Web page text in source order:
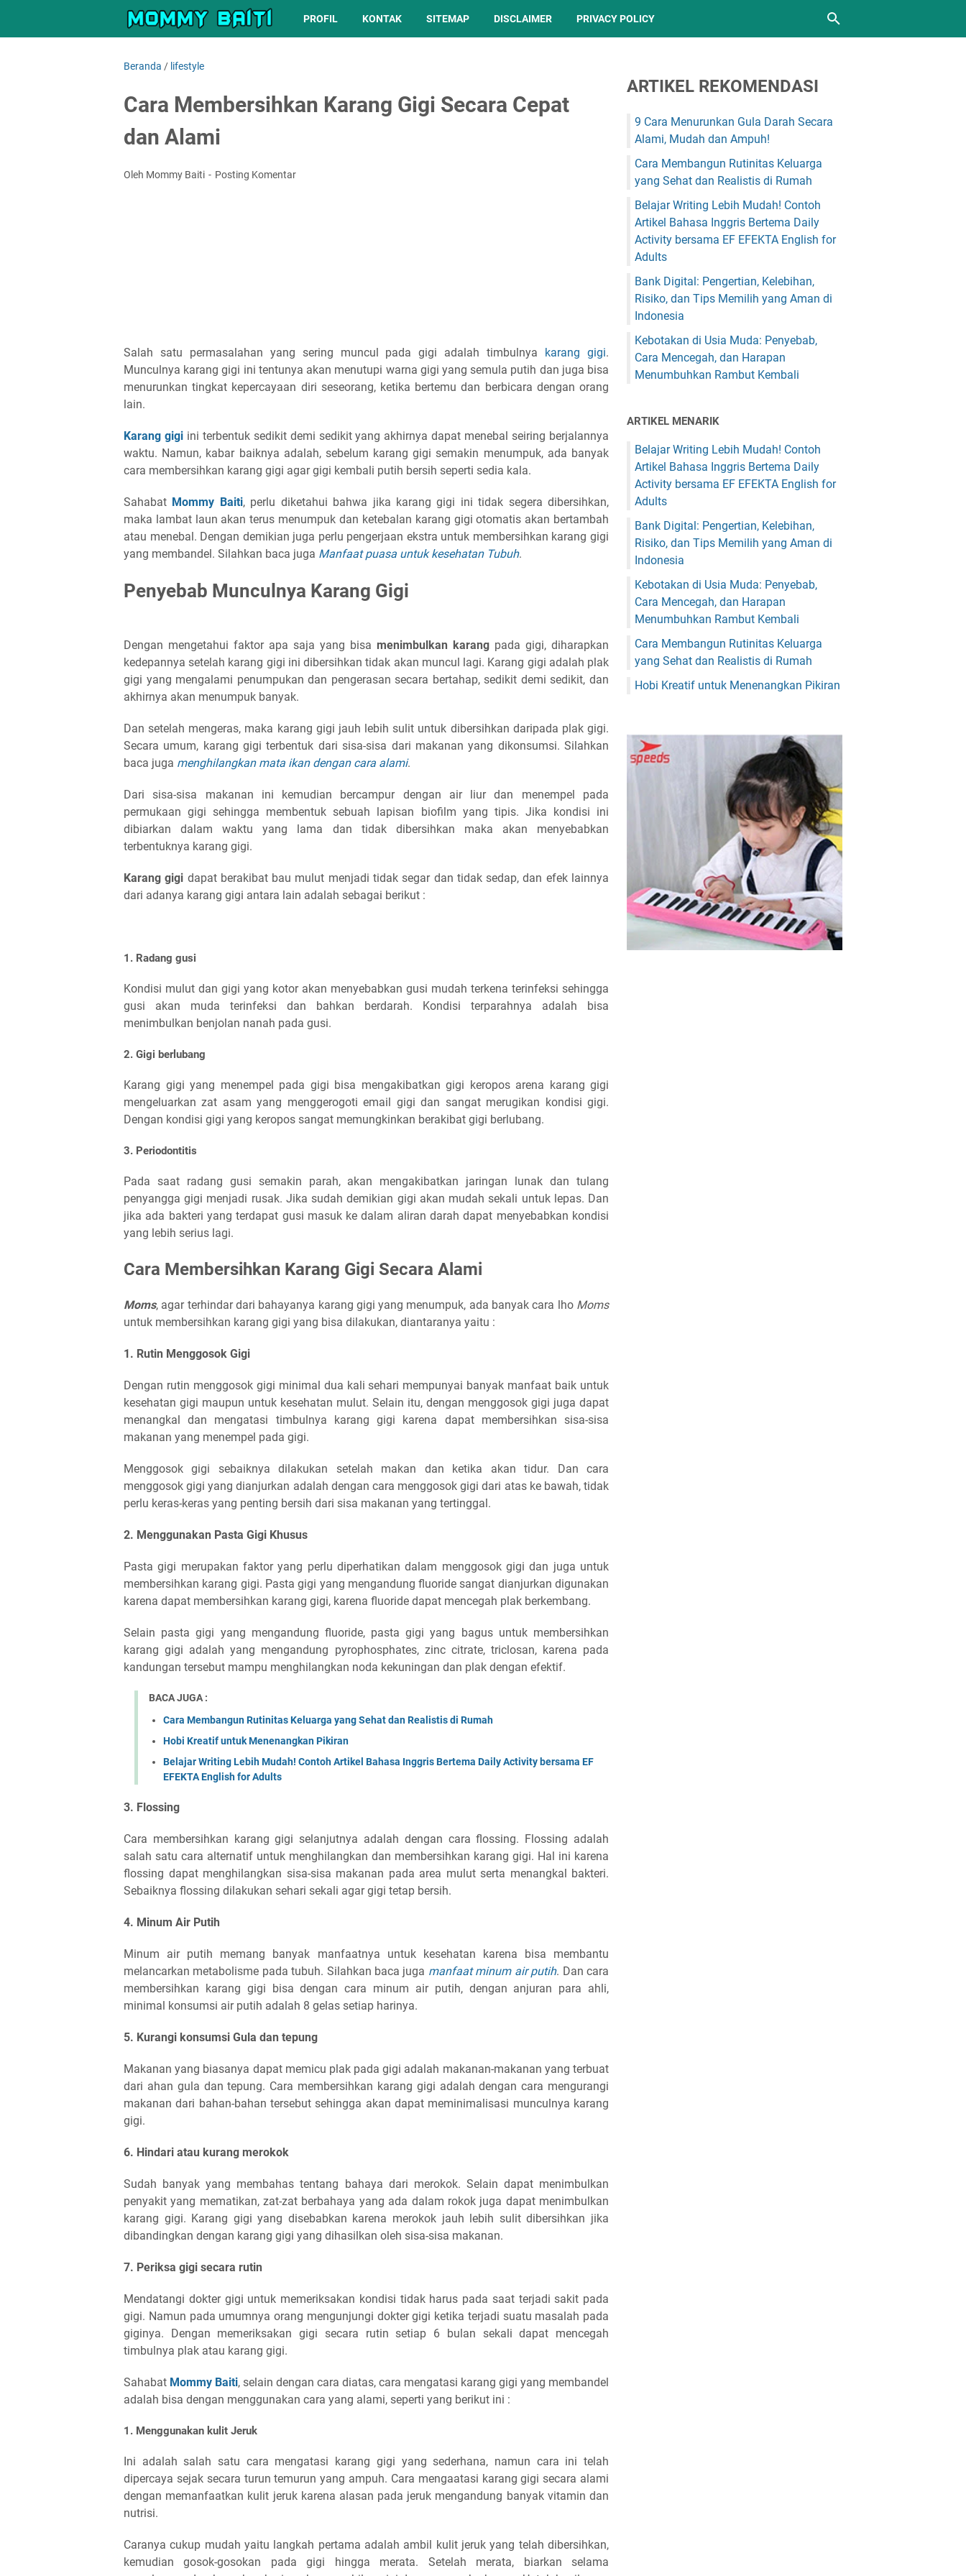
PROFIL KONTAK SITEMAP DISCLAIMER PRIVACY POLICY
Beranda / lifestyle
Cara Membersihkan Karang Gigi Secara Cepat
dan Alami
Oleh Mommy Baiti Posting Komentar
Salah satu permasalahan yang sering muncul pada gigi adalah timbulnya karang gigi.
Munculnya karang gigi ini tentunya akan menutupi warna gigi yang semula putih dan juga bisa
menurunkan tingkat kepercayaan diri seseorang, ketika bertemu dan berbicara dengan orang
lain.
Karang gigiini terbentuk sedikit demi sedikit yang akhirnya dapat menebal seiring berjalannya
waktu. Namun, kabar baiknya adalah, sebelum karang gigi semakin menumpuk, ada banyak
cara membersihkan karang gigi agar gigi kembali putih bersih seperti sedia kala.
Sahabat Mommy Baiti, perlu diketahui bahwa jika karang gigi ini tidak segera dibersihkan,
maka lambat laun akan terus menumpuk dan ketebalan karang gigi otomatis akan bertambah
atau menebal. Dengan demikian juga perlu pengerjaan ekstra untuk membersihkan karang gigi
yang membandel. Silahkan baca juga Manfaat puasa untuk kesehatan Tubuh.
Penyebab Munculnya Karang Gigi
Dengan mengetahui faktor apa saja yang bisa menimbulkan karang pada gigi, diharapkan
kedepannya setelah karang gigi ini dibersihkan tidak akan muncul lagi. Karang gigi adalah plak
gigi yang mengalami penumpukan dan pengerasan secara bertahap, sedikit demi sedikit, dan
akhirnya akan menumpuk banyak.
Dan setelah mengeras, maka karang gigi jauh lebih sulit untuk dibersihkan daripada plak gigi.
Secara umum, karang gigi terbentuk dari sisa-sisa dari makanan yang dikonsumsi. Silahkan
baca juga menghilangkan mata ikan dengan cara alami.
Dari sisa-sisa makanan ini kemudian bercampur dengan air liur dan menempel pada
permukaan gigi sehingga membentuk sebuah lapisan biofilm yang tipis. Jika kondisi ini
dibiarkan dalam waktu yang lama dan tidak dibersihkan maka akan menyebabkan
terbentuknya karang gigi.
Karang gigi dapat berakibat bau mulut menjadi tidak segar dan tidak sedap, dan efek lainnya
dari adanya karang gigi antara lain adalah sebagai berikut :
1. Radang gusi
Kondisi mulut dan gigi yang kotor akan menyebabkan gusi mudah terkena terinfeksi sehingga
gusi akan muda terinfeksi dan bahkan berdarah. Kondisi terparahnya adalah bisa
menimbulkan benjolan nanah pada gusi.
2. Gigi berlubang
Karang gigi yang menempel pada gigi bisa mengakibatkan gigi keropos arena karang gigi
mengeluarkan zat asam yang menggerogoti email gigi dan sangat merugikan kondisi gigi.
Dengan kondisi gigi yang keropos sangat memungkinkan berakibat gigi berlubang.
3. Periodontitis
Pada saat radang gusi semakin parah, akan mengakibatkan jaringan lunak dan tulang
penyangga gigi menjadi rusak. Jika sudah demikian gigi akan mudah sekali untuk lepas. Dan
jika ada bakteri yang terdapat gusi masuk ke dalam aliran darah dapat menyebabkan kondisi
yang lebih serius lagi.
Cara Membersihkan Karang Gigi Secara Alami
Moms, agar terhindar dari bahayanya karang gigi yang menumpuk, ada banyak cara lho Moms
untuk membersihkan karang gigi yang bisa dilakukan, diantaranya yaitu :
1. Rutin Menggosok Gigi
Dengan rutin menggosok gigi minimal dua kali sehari mempunyai banyak manfaat baik untuk
kesehatan gigi maupun untuk kesehatan mulut. Selain itu, dengan menggosok gigi juga dapat
menangkal dan mengatasi timbulnya karang gigi karena dapat membersihkan sisa-sisa
makanan yang menempel pada gigi.
Menggosok gigi sebaiknya dilakukan setelah makan dan ketika akan tidur. Dan cara
menggosok gigi yang dianjurkan adalah dengan cara menggosok gigi dari atas ke bawah, tidak
perlu keras-keras yang penting bersih dari sisa makanan yang tertinggal.
2. Menggunakan Pasta Gigi Khusus
Pasta gigi merupakan faktor yang perlu diperhatikan dalam menggosok gigi dan juga untuk
membersihkan karang gigi. Pasta gigi yang mengandung fluoride sangat dianjurkan digunakan
karena dapat membersihkan karang gigi, karena fluoride dapat mencegah plak berkembang.
Selain pasta gigi yang mengandung fluoride, pasta gigi yang bagus untuk membersihkan
karang gigi adalah yang mengandung pyrophosphates, zinc citrate, triclosan, karena pada
kandungan tersebut mampu menghilangkan noda kekuningan dan plak dengan efektif.
BACA JUGA :
Cara Membangun Rutinitas Keluarga yang Sehat dan Realistis di Rumah
Hobi Kreatif untuk Menenangkan Pikiran
Belajar Writing Lebih Mudah! Contoh Artikel Bahasa Inggris Bertema Daily Activity bersama EF
EFEKTA English for Adults
3. Flossing
Cara membersihkan karang gigi selanjutnya adalah dengan cara flossing. Flossing adalah
salah satu cara alternatif untuk menghilangkan dan membersihkan karang gigi. Hal ini karena
flossing dapat menghilangkan sisa-sisa makanan pada area mulut serta menangkal bakteri.
Sebaiknya flossing dilakukan sehari sekali agar gigi tetap bersih.
4. Minum Air Putih
Minum air putih memang banyak manfaatnya untuk kesehatan karena bisa membantu
melancarkan metabolisme pada tubuh. Silahkan baca juga manfaat minum air putih. Dan cara
membersihkan karang gigi bisa dengan cara minum air putih, dengan anjuran para ahli,
minimal konsumsi air putih adalah 8 gelas setiap harinya.
5. Kurangi konsumsi Gula dan tepung
Makanan yang biasanya dapat memicu plak pada gigi adalah makanan-makanan yang terbuat
dari ahan gula dan tepung. Cara membersihkan karang gigi adalah dengan cara mengurangi
makanan dari bahan-bahan tersebut sehingga akan dapat meminimalisasi munculnya karang
gigi.
6. Hindari atau kurang merokok
Sudah banyak yang membahas tentang bahaya dari merokok. Selain dapat menimbulkan
penyakit yang mematikan, zat-zat berbahaya yang ada dalam rokok juga dapat menimbulkan
karang gigi. Karang gigi yang disebabkan karena merokok jauh lebih sulit dibersihkan jika
dibandingkan dengan karang gigi yang dihasilkan oleh sisa-sisa makanan.
7. Periksa gigi secara rutin
Mendatangi dokter gigi untuk memeriksakan kondisi tidak harus pada saat terjadi sakit pada
gigi. Namun pada umumnya orang mengunjungi dokter gigi ketika terjadi suatu masalah pada
giginya. Dengan memeriksakan gigi secara rutin setiap 6 bulan sekali dapat mencegah
timbulnya plak atau karang gigi.
Sahabat Mommy Baiti, selain dengan cara diatas, cara mengatasi karang gigi yang membandel
adalah bisa dengan menggunakan cara yang alami, seperti yang berikut ini :
1. Menggunakan kulit Jeruk
Ini adalah salah satu cara mengatasi karang gigi yang sederhana, namun cara ini telah
dipercaya sejak secara turun temurun yang ampuh. Cara mengaatasi karang gigi secara alami
dengan memanfaatkan kulit jeruk karena alasan pada jeruk mengandung banyak vitamin dan
nutrisi.
Caranya cukup mudah yaitu langkah pertama adalah ambil kulit jeruk yang telah dibersihkan,
kemudian gosok-gosokan pada gigi hingga merata. Setelah merata, biarkan selama
ARTIKEL REKOMENDASI
9 Cara Menurunkan Gula Darah Secara
Alami, Mudah dan Ampuh!
Cara Membangun Rutinitas Keluarga
yang Sehat dan Realistis di Rumah
Belajar Writing Lebih Mudah! Contoh
Artikel Bahasa Inggris Bertema Daily
Activity bersama EF EFEKTA English for
Adults
Bank Digital: Pengertian, Kelebihan,
Risiko, dan Tips Memilih yang Aman di
Indonesia
Kebotakan di Usia Muda: Penyebab,
Cara Mencegah, dan Harapan
Menumbuhkan Rambut Kembali
ARTIKEL MENARIK
Belajar Writing Lebih Mudah! Contoh
Artikel Bahasa Inggris Bertema Daily
Activity bersama EF EFEKTA English for
Adults
Bank Digital: Pengertian, Kelebihan,
Risiko, dan Tips Memilih yang Aman di
Indonesia
Kebotakan di Usia Muda: Penyebab,
Cara Mencegah, dan Harapan
Menumbuhkan Rambut Kembali
Cara Membangun Rutinitas Keluarga
yang Sehat dan Realistis di Rumah
Hobi Kreatif untuk Menenangkan Pikiran